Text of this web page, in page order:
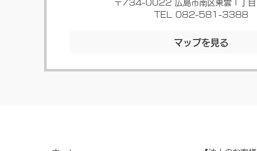
TEL 082-581-3388
マップを見る